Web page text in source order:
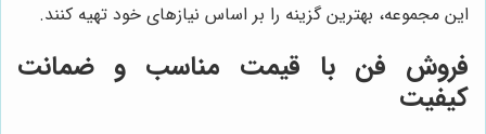
این مجموعه، بهترین گزینه را بر اساس نیازهای خود تهیه کنند.
فروش فن با قیمت مناسب و ضمانت
کیفیت